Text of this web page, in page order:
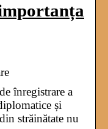
înregistrare a
și
străinătate nu